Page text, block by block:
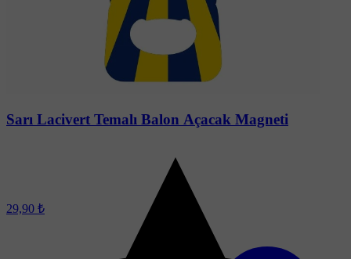
Sarı Lacivert Temalı Balon Açacak Magneti
29,90 ₺